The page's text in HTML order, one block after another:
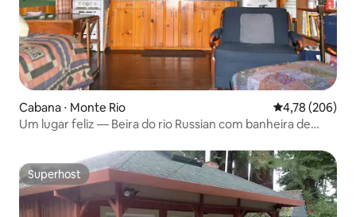
Cabana ⋅ Monte Rio 4,78 de uma
4,78 (206)
Um lugar feliz — Beira do rio Russian com banheira de
Superhost
Superhost